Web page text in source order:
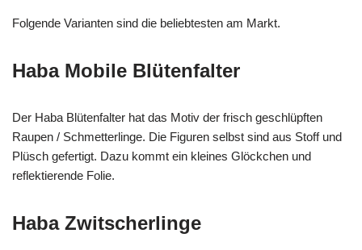
Folgende Varianten sind die beliebtesten am Markt.
Haba Mobile Blütenfalter
Der Haba Blütenfalter hat das Motiv der frisch geschlüpften
Raupen / Schmetterlinge. Die Figuren selbst sind aus Stoff und
Plüsch gefertigt. Dazu kommt ein kleines Glöckchen und
reflektierende Folie.
Haba Zwitscherlinge